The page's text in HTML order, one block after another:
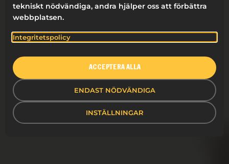
tekniskt nödvändiga, andra hjälper oss att förbättra
webbplatsen.
Integritetspolicy
ENDAST NÖDVÄNDIGA
INSTÄLLNINGAR
ACCEPTERA ALLA